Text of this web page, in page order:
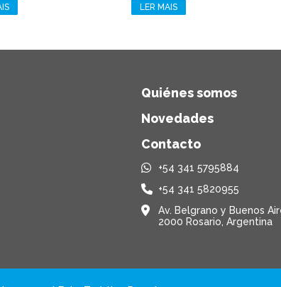
LER MAIS
Quiénes somos
Novedades
Contacto
+54 341 5795884
+54 341 5820955
Av. Belgrano y Buenos
2000 Rosario, Argentina